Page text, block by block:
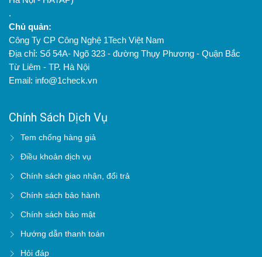
.
Chủ quản:
Công Ty CP Công Nghệ 1Tech Việt Nam
Địa chỉ: Số 54A- Ngõ 323 - đường Thụy Phương - Quận Bắc
Từ Liêm - TP. Hà Nội
Email: info@1check.vn
Chính Sách Dịch Vụ
Tem chống hàng giả
Điều khoản dịch vụ
Chính sách giao nhận, đổi trả
Chính sách bảo hành
Chính sách bảo mật
Hướng dẫn thanh toán
Hỏi đáp